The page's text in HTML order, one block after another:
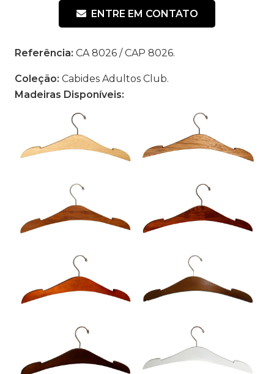
ENTRE EM CONTATO
Referência: CA 8026 / CAP 8026.
Coleção: Cabides Adultos Club.
Madeiras Disponíveis: